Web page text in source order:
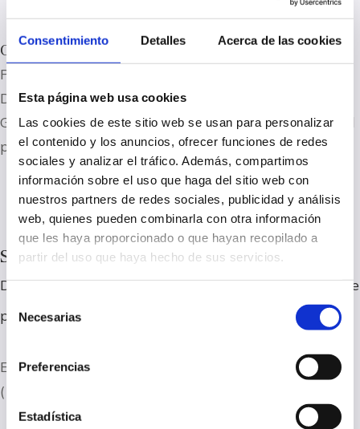
Consentimiento Detalles Acerca de las cookies
Esta página web usa cookies
Las cookies de este sitio web se usan para personalizar
el contenido y los anuncios, ofrecer funciones de redes
sociales y analizar el tráfico. Además, compartimos
información sobre el uso que haga del sitio web con
nuestros partners de redes sociales, publicidad y análisis
web, quienes pueden combinarla con otra información
que les haya proporcionado o que hayan recopilado a
partir del uso que haya hecho de sus servicios.
de Necesarias
Preferencias
Estadística
Contacta con nosotros
Pide mas información sobre nuestros servicios.
Desde Racional y Emocional, Psicología en
Getafe, te responderemos con la mayor brevedad
posible.
Servicios de Psicología Relacionados
Desde Racional y Emocional. Psicología en Getafe
podemos ofrecerte los siguientes servicios
Eva María González Pavón, Psicóloga en GETAFE
(Madrid).